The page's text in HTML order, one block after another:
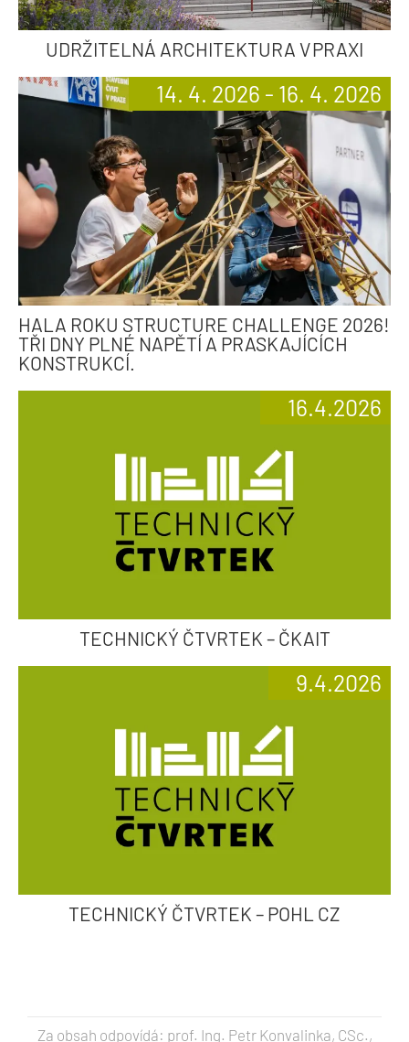
UDRŽITELNÁ ARCHITEKTURA V PRAXI
HALA ROKU STRUCTURE CHALLENGE 2026!
TŘI DNY PLNÉ NAPĚTÍ A PRASKAJÍCÍCH
KONSTRUKCÍ.
14. 4. 2026 - 16. 4. 2026
TECHNICKÝ ČTVRTEK – ČKAIT
16.4.2026
TECHNICKÝ ČTVRTEK – POHL CZ
9.4.2026
Za obsah odpovídá: prof. Ing. Petr Konvalinka, CSc.,